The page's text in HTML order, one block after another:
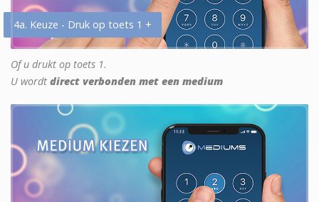
4a. Keuze - Druk op toets 1 +
Of u drukt op toets 1.
U wordt direct verbonden met een medium